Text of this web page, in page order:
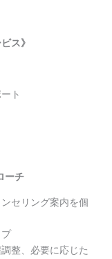
ス》
ト
ーチ
セリング案内を個
整、必要に応じた